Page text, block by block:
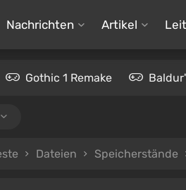
Nachrichten Artikel
Gothic 1 Remake
Dateien Speicherstände